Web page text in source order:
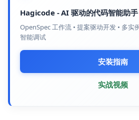
Hagicode-AI 驱动的代码智能助手
OpenSpec 工作流 • 提案驱动开发 • 多实
智能调试
安装指南
实战视频